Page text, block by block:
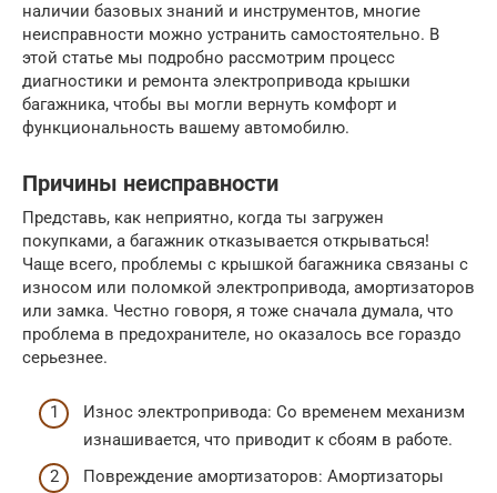
наличии базовых знаний и инструментов, многие
неисправности можно устранить самостоятельно. В
этой статье мы подробно рассмотрим процесс
диагностики и ремонта электропривода крышки
багажника, чтобы вы могли вернуть комфорт и
функциональность вашему автомобилю.
Причины неисправности
Представь, как неприятно, когда ты загружен
покупками, а багажник отказывается открываться!
Чаще всего, проблемы с крышкой багажника связаны с
износом или поломкой электропривода, амортизаторов
или замка. Честно говоря, я тоже сначала думала, что
проблема в предохранителе, но оказалось все гораздо
серьезнее.
Износ электропривода: Со временем механизм
изнашивается, что приводит к сбоям в работе.
Повреждение амортизаторов: Амортизаторы